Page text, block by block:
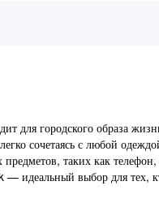
городского образа
сочетаясь с любой
таких как
идеальный выбор для тех,